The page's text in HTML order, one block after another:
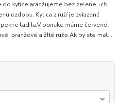
kytice aranžujeme bez zelene, ich
ozdobu. Kytica z ruží je zviazaná
ladila.V ponuke máme červené,
oranžové a žlté ruže.Ak by ste mal...